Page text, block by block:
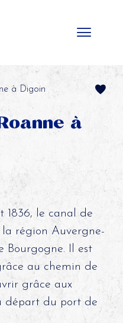
à Digoin
à
1836, le canal de
région Auvergne-
Bourgogne. Il est
au chemin de
grâce aux
départ du port de